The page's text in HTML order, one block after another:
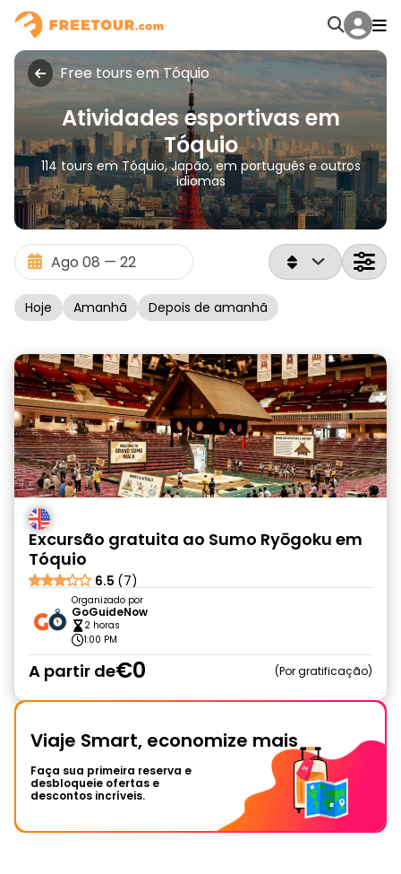
Free tours em Tóquio
Atividades esportivas em
Tóquio
114 tours em Tóquio, Japão, em português e outros
idiomas
Hoje Amanhã Depois de amanhã
Excursão gratuita ao Sumo Ryōgoku em
Tóquio
6.5 (7)
Organizado por
GoGuideNow
2 horas
1:00 PM
A partir de€0 Por gratificação
Viaje Smart, economize mais
Faça sua primeira reserva e
desbloqueie ofertas e
descontos incríveis.